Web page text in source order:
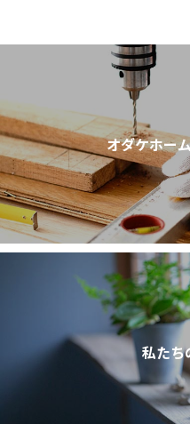
オダケホー
私たち